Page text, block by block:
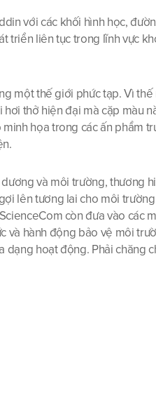
với các khối hình học,
triển liên tục trong lĩnh vực
một thế giới phức tạp. Vì
thở hiện đại mà cặp
họa trong các ấn phẩm
và môi trường, thương
lên tương lai cho môi
còn đưa vào các
và hành động bảo vệ môi
hoạt động. Phải